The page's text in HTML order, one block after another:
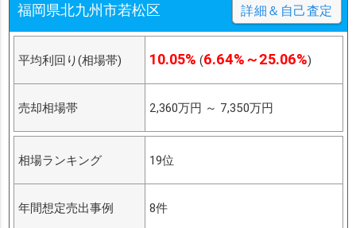
福岡県北九州市若松区 詳細＆自己査定
平均利回り(相場帯) 10.05% (6.64%～25.06%)
売却相場帯 2,360万円 ～ 7,350万円
相場ランキング 19位
年間想定売出事例 8件